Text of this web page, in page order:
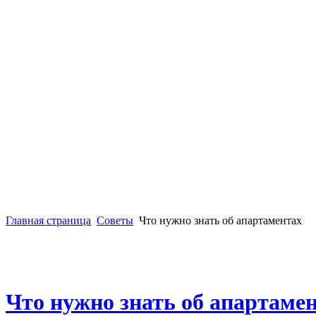
Главная страница Советы Что нужно знать об апартаментах
Что нужно знать об